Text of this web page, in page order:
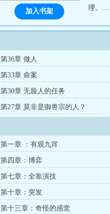
理。
加入书架
第36章 做人
第33章 命案
第30章 无脸人的任务
第27章 莫非是御兽宗的人？
第一章 ：有观九宵
第四章：博弈
第七章：全靠演技
第十章：突发
第十三章：奇怪的感觉